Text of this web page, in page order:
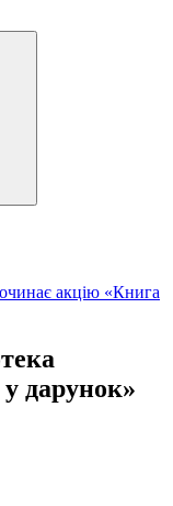
акцію «Книга
дарунок»